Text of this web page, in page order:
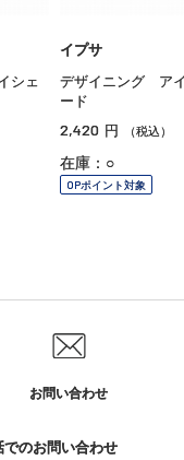
シェ
イプサ
デザイニング ア
ード
2,420 円 （税込）
在庫：○
OPポイント対象
お問い合わせ
のお問い合わせ